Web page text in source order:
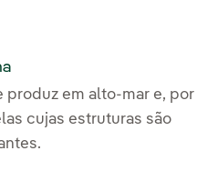
produz em alto-mar e, por
cujas estruturas são